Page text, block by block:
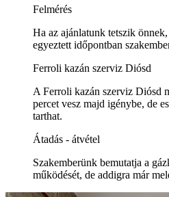
Felmérés
Ha az ajánlatunk tetszik
egyeztett időpontban
Ferroli kazán szerviz Diósd
A Ferroli kazán szerviz Diósd
percet vesz majd igénybe, de
tarthat.
Átadás - átvétel
Szakemberünk bemutatja a
működését, de addigra már